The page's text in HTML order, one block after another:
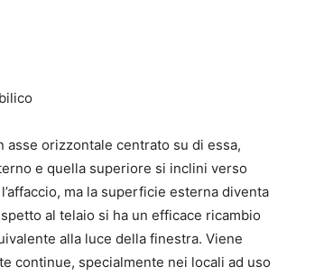
asse orizzontale centrato su di essa,
e quella superiore si inclini verso
ma la superficie esterna diventa
al telaio si ha un efficace ricambio
alla luce della finestra. Viene
continue, specialmente nei locali ad uso